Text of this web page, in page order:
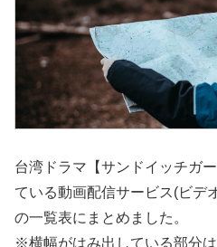
台湾ドラマ【サンドイッチガ
ている動画配信サービス(ビデ
の一覧表にまとめました。
※横幅がはみ出している部分